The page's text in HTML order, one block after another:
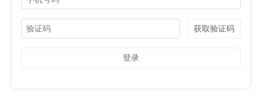
获取验证码